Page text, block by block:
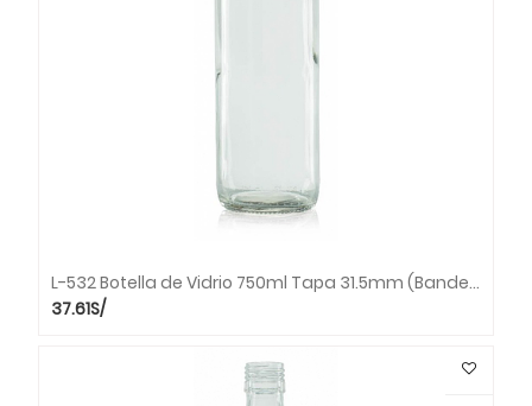
L-532 Botella de Vidrio 750ml Tapa 31.5mm (Bandeja x 30 unds.)
S/
37.61